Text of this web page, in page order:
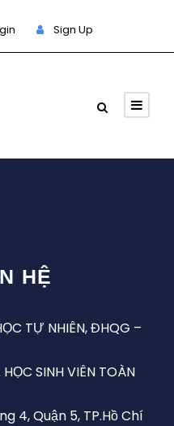
Sign Up
HỆ
TỰ NHIÊN, ĐHQG –
SINH VIÊN TOÀN
4, Quận 5, TP.Hồ Chí